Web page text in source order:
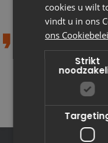
cookies u wilt
vindt u in ons
ons
Strikt